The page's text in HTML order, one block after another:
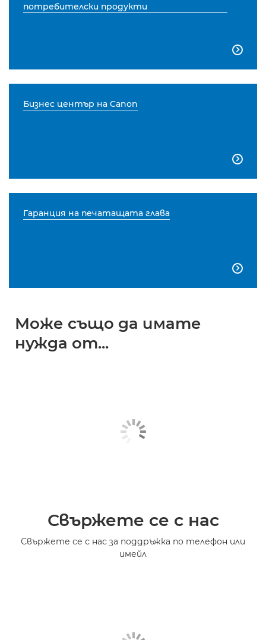
потребителски продукти

Бизнес център на Canon

Гаранция на печатащата глава

Може също да имате
нужда от...
Свържете се с нас
Свържете се с нас за поддръжка по телефон или
имейл